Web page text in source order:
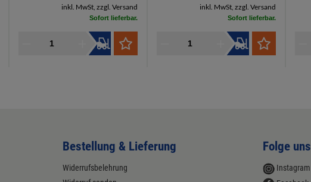
inkl. MwSt, zzgl. Versand
Sofort lieferbar.
inkl. MwSt, zzgl. Versand
Sofort lieferbar.
Bestellung & Lieferung
Widerrufsbelehrung
Folge uns
Instagram